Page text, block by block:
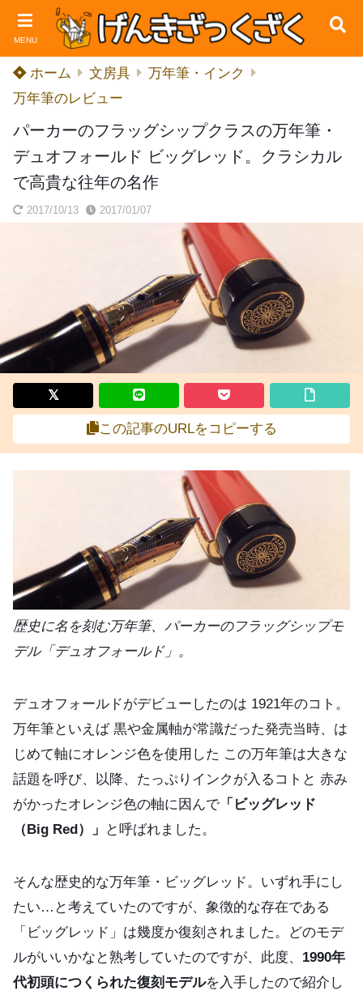
MENU
ホーム 文房具
万年筆・インク
万年筆のレビュー
パーカーのフラッグシップクラスの万年筆・
デュオフォールド ビッグレッド。クラシカル
で高貴な往年の名作
2017/10/13 2017/01/07
この記事のURLをコピーする
歴史に名を刻む万年筆、パーカーのフラッグシップモ
デル「デュオフォールド」。
デュオフォールドがデビューしたのは 1921年のコト。
万年筆といえば 黒や金属軸が常識だった発売当時、は
じめて軸にオレンジ色を使用した この万年筆は大きな
話題を呼び、以降、たっぷりインクが入るコトと 赤み
がかったオレンジ色の軸に因んで 「ビッグレッド
（Big Red）」
と呼ばれました。
そんな歴史的な万年筆・ビッグレッド。いずれ手にし
たい…と考えていたのですが、象徴的な存在である
「ビッグレッド」は幾度か復刻されました。どのモデ
ルがいいかなと熟考していたのですが、此度、 1990年
代初頭につくられた復刻モデルを入手したので紹介し